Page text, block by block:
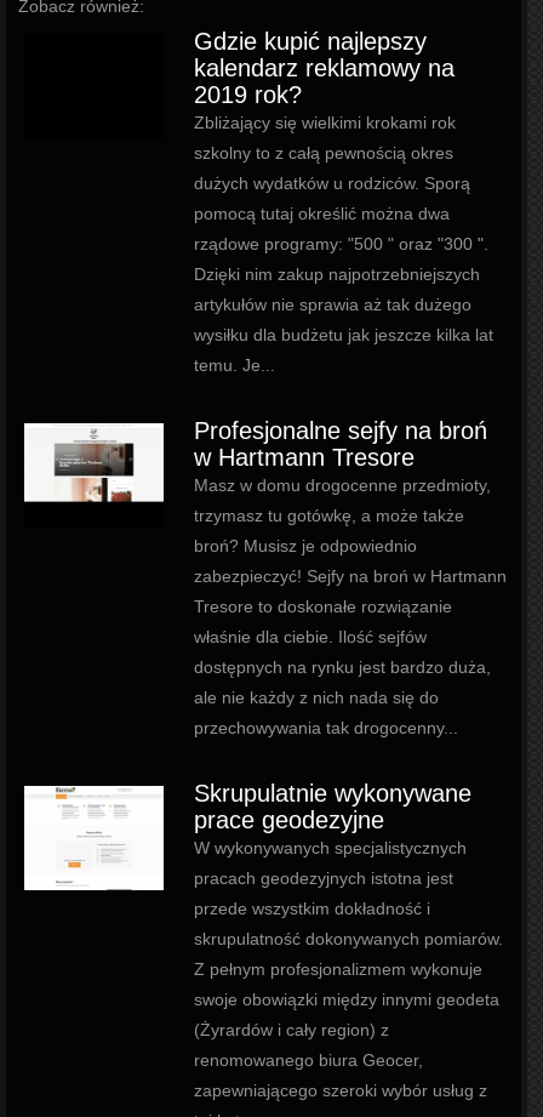
Zobacz również:
Gdzie kupić najlepszy
kalendarz reklamowy na
2019 rok?
Zbliżający się wielkimi krokami rok
szkolny to z całą pewnością okres
dużych wydatków u rodziców. Sporą
pomocą tutaj określić można dwa
rządowe programy: "500 " oraz "300 ".
Dzięki nim zakup najpotrzebniejszych
artykułów nie sprawia aż tak dużego
wysiłku dla budżetu jak jeszcze kilka lat
temu. Je...
Profesjonalne sejfy na broń
w Hartmann Tresore
Masz w domu drogocenne przedmioty,
trzymasz tu gotówkę, a może także
broń? Musisz je odpowiednio
zabezpieczyć! Sejfy na broń w Hartmann
Tresore to doskonałe rozwiązanie
właśnie dla ciebie. Ilość sejfów
dostępnych na rynku jest bardzo duża,
ale nie każdy z nich nada się do
przechowywania tak drogocenny...
Skrupulatnie wykonywane
prace geodezyjne
W wykonywanych specjalistycznych
pracach geodezyjnych istotna jest
przede wszystkim dokładność i
skrupulatność dokonywanych pomiarów.
Z pełnym profesjonalizmem wykonuje
swoje obowiązki między innymi geodeta
(Żyrardów i cały region) z
renomowanego biura Geocer,
zapewniającego szeroki wybór usług z